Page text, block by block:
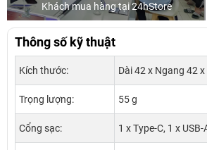
Khách mua hàng tại 24hStore
Thông số kỹ thuật
Kích thước: Dài 42 x Ngang 42
Trọng lượng: 55 g
Cổng sạc: 1 x Type-C, 1 x USB-